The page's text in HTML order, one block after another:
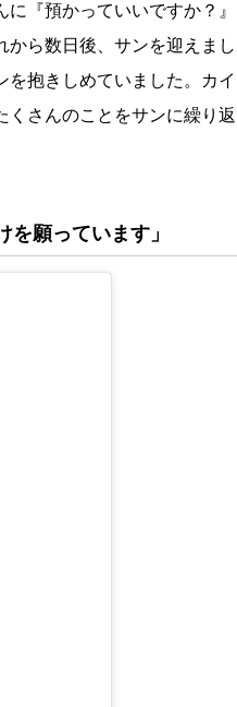
『預かっていいですか？』
から数日後、サンを迎えまし
抱きしめていました。カイ
くさんのことをサンに繰り返
願っています」